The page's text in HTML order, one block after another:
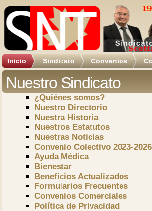
Inicio Sindicato Convenios
Nuestro Sindicato
¿Quiénes somos?
Nuestro Directorio
Nuestra Historia
Nuestros Estatutos
Nuestras Noticias
Convenio Colectivo 2023-2026
Ayuda Médica
Bienestar
Beneficios Actualizados
Formularios Frecuentes
Convenios Comerciales
Política de Privacidad